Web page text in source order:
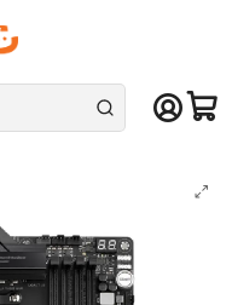
a sábado en el gran
Madre AMD AM5
WIFI AM5 DDR5 ATX